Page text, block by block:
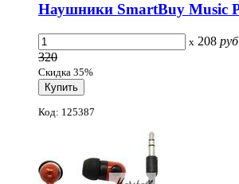
Наушники SmartBuy Music
x 208 руб
320
Скидка 35%
Код: 125387